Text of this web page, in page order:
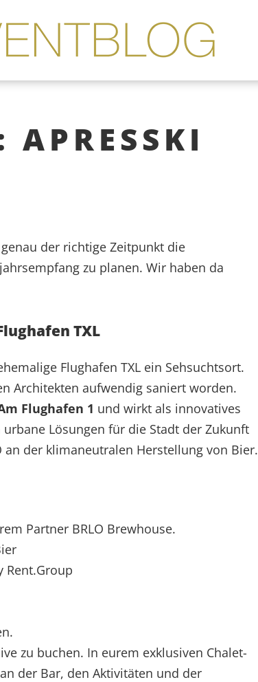
APRESSKI
der richtige Zeitpunkt die
zu planen. Wir haben da
TXL
Flughafen TXL ein Sehsuchtsort.
Architekten aufwendig saniert worden.
Flughafen 1 und wirkt als innovatives
Lösungen für die Stadt der Zukunft
der klimaneutralen Herstellung von Bier.
Partner BRLO ​Brewhouse.
Rent.Group
zu buchen. In eurem exklusiven Chalet-
der Bar, den Aktivitäten und der